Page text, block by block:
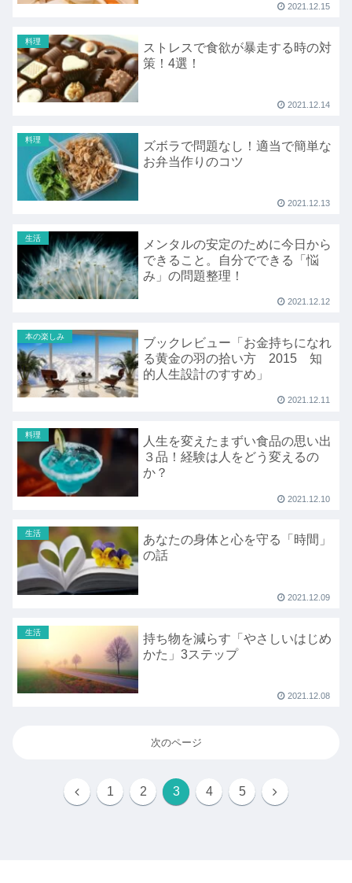
2021.12.15
料理
ストレスで食欲が暴走する時の対
策！4選！
2021.12.14
料理
ズボラで問題なし！適当で簡単な
お弁当作りのコツ
2021.12.13
生活
メンタルの安定のために今日から
できること。自分でできる「悩
み」の問題整理！
2021.12.12
本の楽しみ
ブックレビュー「お金持ちになれ
る黄金の羽の拾い方 2015 知
的人生設計のすすめ」
2021.12.11
料理
人生を変えたまずい食品の思い出
３品！経験は人をどう変えるの
か？
2021.12.10
生活
あなたの身体と心を守る「時間」
の話
2021.12.09
生活
持ち物を減らす「やさしいはじめ
かた」3ステップ
2021.12.08
次のページ
1 2 3 4 5